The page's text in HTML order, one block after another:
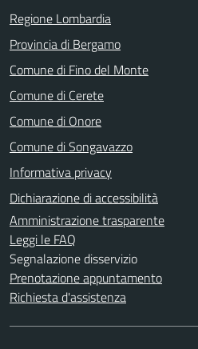
Regione Lombardia
Provincia di Bergamo
Comune di Fino del Monte
Comune di Cerete
Comune di Onore
Comune di Songavazzo
Informativa privacy
Dichiarazione di accessibilità
Amministrazione trasparente
Leggi le FAQ
Segnalazione disservizio
Prenotazione appuntamento
Richiesta d'assistenza